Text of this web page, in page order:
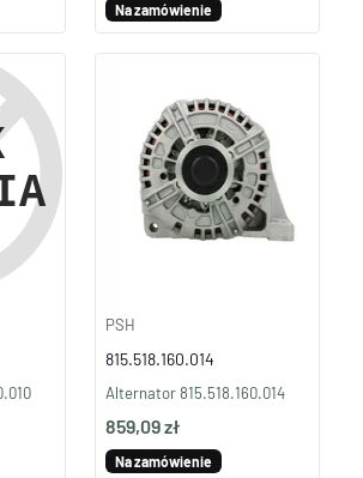
Na zamówienie
PSH
815.518.160.014
Alternator 815.518.160.014
859,09 zł
Na zamówienie